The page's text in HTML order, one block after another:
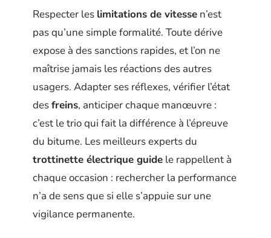
Respecter les limitations de vitesse n’est
pas qu’une simple formalité. Toute dérive
expose à des sanctions rapides, et l’on ne
maîtrise jamais les réactions des autres
usagers. Adapter ses réflexes, vérifier l’état
desfreins, anticiper chaque manœuvre :
c’est le trio qui fait la différence à l’épreuve
du bitume. Les meilleurs experts du
trottinette électrique guide le rappellent à
chaque occasion : rechercher la performance
n’a de sens que si elle s’appuie sur une
vigilance permanente.